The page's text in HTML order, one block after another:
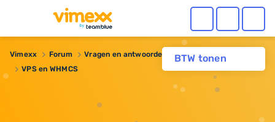
BTW tonen
Vimexx Forum Vragen en antwoorden
Reseller hosting
VPS en WHMCS